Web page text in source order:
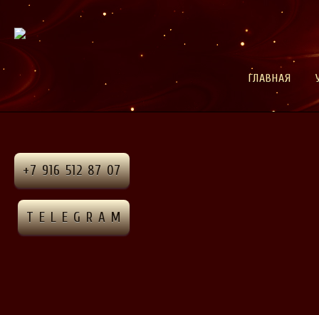
ГЛАВНАЯ
+7 916 512 87 07
T E L E G R A M